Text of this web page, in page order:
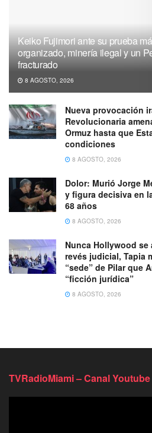
Keiko Fujimori ante su prueba
organizado, minería ilegal y un
fracturado
8 AGOSTO, 2026
Nueva provocación
Revolucionaria
Ormuz hasta que
condiciones
8 AGOSTO, 2026
Dolor: Murió Jorge
y figura decisiva en
68 años
8 AGOSTO, 2026
Nunca Hollywood
revés judicial, Tapia
“sede” de Pilar que
“ficción jurídica”
8 AGOSTO, 2026
TVRadioMiami – Canal Youtube